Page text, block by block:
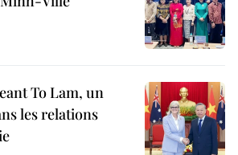
To Lam, un
les relations